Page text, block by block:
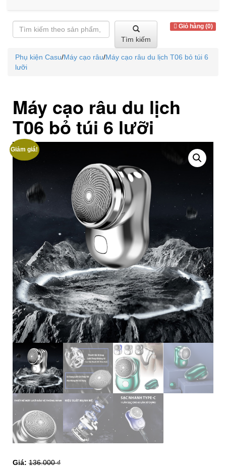
Tìm kiếm
Giỏ hàng (0)
Phụ kiện Casu/Máy cạo râu/Máy cạo râu du lịch T06 bỏ túi 6
lưỡi
Máy cạo râu du lịch
T06 bỏ túi 6 lưỡi
Giảm giá!
Giá: 136.000₫